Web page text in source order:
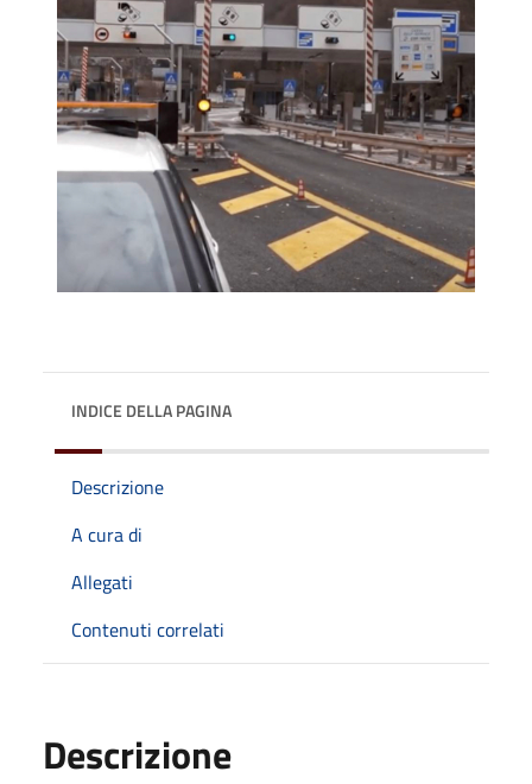
INDICE DELLA PAGINA
Descrizione
A cura di
Allegati
Contenuti correlati
Descrizione